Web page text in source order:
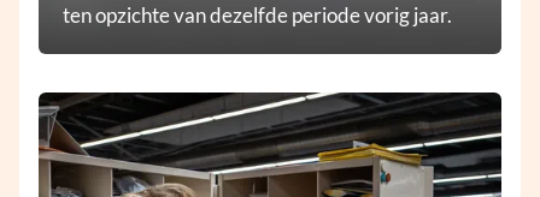
ten opzichte van dezelfde periode vorig jaar.